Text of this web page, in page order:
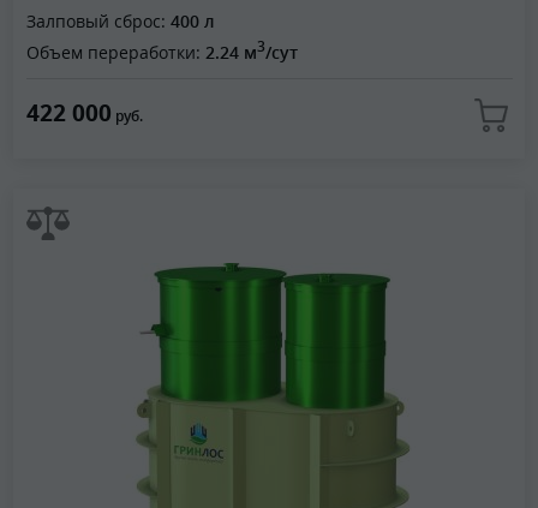
Залповый сброс: 400 л
Объем переработки: 2.24 м3/сут
422 000 руб.